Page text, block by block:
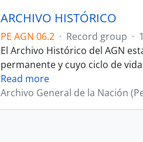
ARCHIVO HISTÓRICO
PE AGN 06.2 · Record group ·
El Archivo Histórico del AGN
permanente y cuyo ciclo de
Read more
Archivo General de la Nación